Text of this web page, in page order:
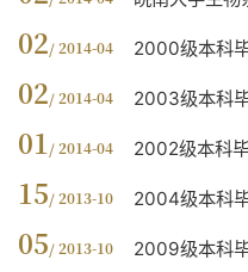
02/ 2014-04 2000级本科
02/ 2014-04 2003级本科
01 / 2014-04 2002级本科
15/ 2013-10 2004级本科
05/ 2013-10 2009级本科